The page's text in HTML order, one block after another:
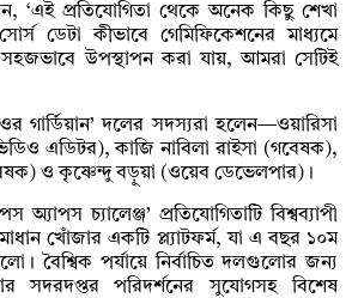
‘এই প্রতিযোগিতা থেকে অনেক কিছু শেখা
ডেটা কীভাবে গেমিফিকেশনের মাধ্যমে
সহজভাবে উপস্থাপন করা যায়, আমরা সেটিই
গার্ডিয়ান’ দলের সদস্যরা হলেন—ওয়ারিসা
এডিটর), কাজি নাবিলা রাইসা (গবেষক),
ও কৃষ্ণেন্দু বড়ুয়া (ওয়েব ডেভেলপার)।
অ্যাপস চ্যালেঞ্জ’ প্রতিযোগিতাটি বিশ্বব্যাপী
খোঁজার একটি প্ল্যাটফর্ম, যা এ বছর ১০ম
বৈশ্বিক পর্যায়ে নির্বাচিত দলগুলোর জন্য
সদরদপ্তর পরিদর্শনের সুযোগসহ বিশেষ